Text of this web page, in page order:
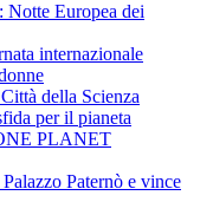
Notte Europea dei
internazionale
della Scienza
per il pianeta
PLANET
Paternò e vince